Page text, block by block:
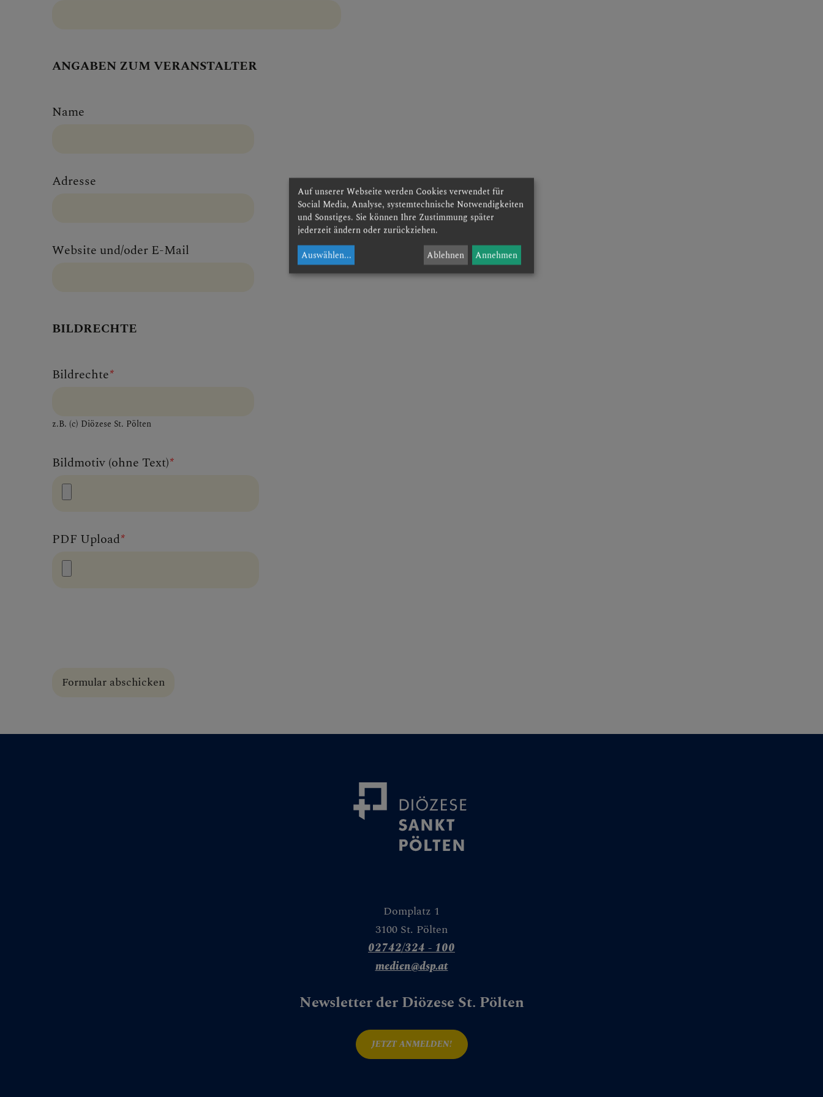
ANGABEN ZUM VERANSTALTER
Name
Adresse
Website und/oder E-Mail
BILDRECHTE
Bildrechte*
z.B. (c) Diözese St. Pölten
Bildmotiv (ohne Text)*
PDF Upload*
Domplatz 1
3100 St. Pölten
02742/324 - 100
medien@dsp.at
Newsletter der Diözese St. Pölten
JETZT ANMELDEN!
Auf unserer Webseite werden Cookies verwendet für
Social Media, Analyse, systemtechnische Notwendigkeiten
und Sonstiges. Sie können Ihre Zustimmung später
jederzeit ändern oder zurückziehen.
Auswählen... Ablehnen Annehmen